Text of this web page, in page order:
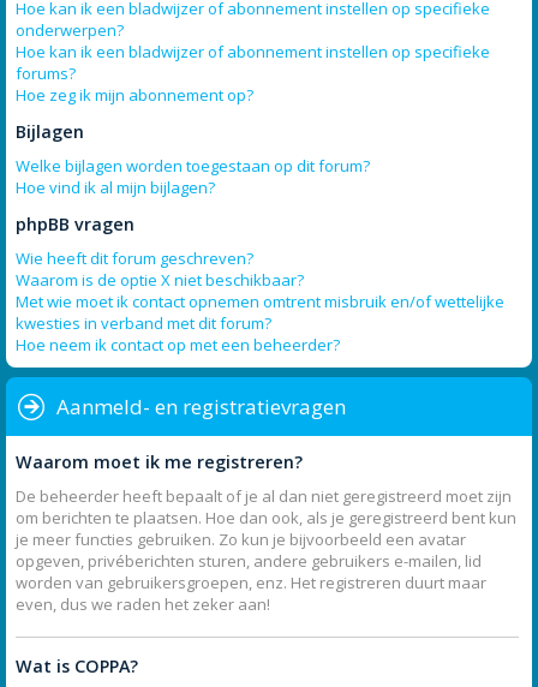
Hoe kan ik een bladwijzer of abonnement instellen op specifieke
onderwerpen?
Hoe kan ik een bladwijzer of abonnement instellen op specifieke
forums?
Hoe zeg ik mijn abonnement op?
Bijlagen
Welke bijlagen worden toegestaan op dit forum?
Hoe vind ik al mijn bijlagen?
phpBB vragen
Wie heeft dit forum geschreven?
Waarom is de optie X niet beschikbaar?
Met wie moet ik contact opnemen omtrent misbruik en/of wettelijke
kwesties in verband met dit forum?
Hoe neem ik contact op met een beheerder?
Aanmeld- en registratievragen
Waarom moet ik me registreren?
De beheerder heeft bepaalt of je al dan niet geregistreerd moet zijn
om berichten te plaatsen. Hoe dan ook, als je geregistreerd bent kun
je meer functies gebruiken. Zo kun je bijvoorbeeld een avatar
opgeven, privéberichten sturen, andere gebruikers e-mailen, lid
worden van gebruikersgroepen, enz. Het registreren duurt maar
even, dus we raden het zeker aan!
Wat is COPPA?